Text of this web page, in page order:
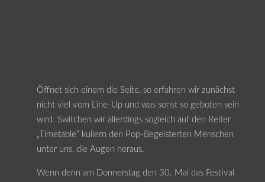
Öffnet sich einem die Seite, so erfahren wir zunächst
nicht viel vom Line-Up und was sonst so geboten sein
wird. Switchen wir allerdings sogleich auf den Reiter
„Timetable“ kullern den Pop-Begeisterten Menschen
unter uns, die Augen heraus.
Wenn denn am Donnerstag den 30. Mai das Festival